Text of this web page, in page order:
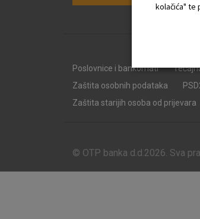
Poslovnice i bankomati
Zaštita osobnih podataka
Zaštita starijih osoba od prijevara
© OTP banka d.d.2026. Sva
kolačića" te